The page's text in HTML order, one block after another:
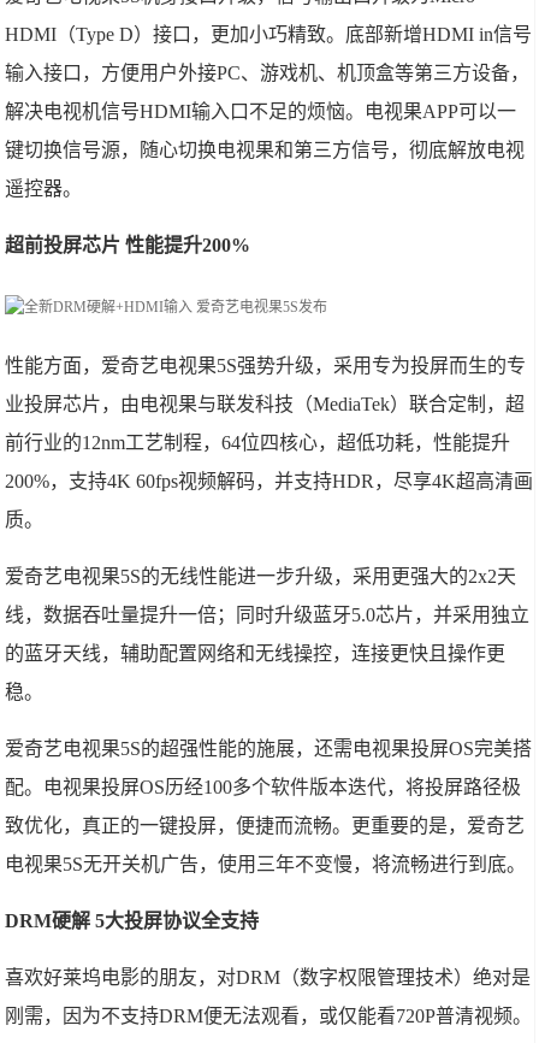
HDMI（Type D）接口，更加小巧精致。底部新增HDMI in信号
输入接口，方便用户外接PC、游戏机、机顶盒等第三方设备，
解决电视机信号HDMI输入口不足的烦恼。电视果APP可以一
键切换信号源，随心切换电视果和第三方信号，彻底解放电视
遥控器。
超前投屏芯片 性能提升200%
性能方面，爱奇艺电视果5S强势升级，采用专为投屏而生的专
业投屏芯片，由电视果与联发科技（MediaTek）联合定制，超
前行业的12nm工艺制程，64位四核心，超低功耗，性能提升
200%，支持4K 60fps视频解码，并支持HDR，尽享4K超高清画
质。
爱奇艺电视果5S的无线性能进一步升级，采用更强大的2x2天
线，数据吞吐量提升一倍；同时升级蓝牙5.0芯片，并采用独立
的蓝牙天线，辅助配置网络和无线操控，连接更快且操作更
稳。
爱奇艺电视果5S的超强性能的施展，还需电视果投屏OS完美搭
配。电视果投屏OS历经100多个软件版本迭代，将投屏路径极
致优化，真正的一键投屏，便捷而流畅。更重要的是，爱奇艺
电视果5S无开关机广告，使用三年不变慢，将流畅进行到底。
DRM硬解 5大投屏协议全支持
喜欢好莱坞电影的朋友，对DRM（数字权限管理技术）绝对是
刚需，因为不支持DRM便无法观看，或仅能看720P普清视频。